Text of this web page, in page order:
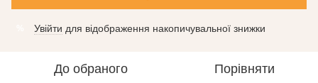
Увійти для відображення накопичувальної знижки
До обраного Порівняти